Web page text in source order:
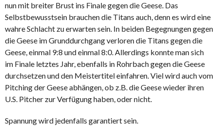
nun mit breiter Brust ins Finale gegen die Geese. Das
Selbstbewusstsein brauchen die Titans auch, denn es wird eine
wahre Schlacht zu erwarten sein. In beiden Begegnungen gegen
die Geese im Grunddurchgang verloren die Titans gegen die
Geese, einmal 9:8 und einmal 8:0. Allerdings konnte man sich
im Finale letztes Jahr, ebenfalls in Rohrbach gegen die Geese
durchsetzen und den Meistertitel einfahren. Viel wird auch vom
Pitching der Geese abhängen, ob z.B. die Geese wieder ihren
U.S. Pitcher zur Verfügung haben, oder nicht.
Spannung wird jedenfalls garantiert sein.